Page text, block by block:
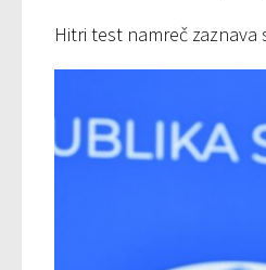
Hitri test namreč